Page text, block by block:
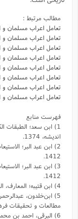
مطالب مرتبط :
تعامل اعراب مسلمان و ایرانیان (1) چند
تعامل اعراب مسلمان و ایرانیان (2) نقش رأفت و منطق
تعامل اعراب مسلمان و ایرانیان (3) گرایش اختیاری
تعامل اعراب مسلمان و ایرانیان (4) علی(ع) و
تعامل اعراب مسلمان و ایرانیان (5) علی(ع) و
تعامل اعراب مسلمان و ایرانیان (7) اهداف اعراب از
تعامل اعراب مسلمان و ایرانیان (8) اهداف اعراب از
تعامل اعراب مسلمان و ایرانیان (9) دست‌آورد
فهرست منابع
1) ابن سعد؛ الطبقات
اندیشه، 1374.
2) ابن عبد البر؛
1412.
3) ابن عبد البر؛
1412.
4) ابن قتیبه؛ المعارف، القاهرة، الهیئة المصریة العامة للکتاب، چاپ دوم، 1992.
5) ابن‌خلدون،
مطالعات و تحقیقات
6) البرقی، احمد بن محمد بن خالد؛ المحاسن،‌ قم،‌ دار الکتب الاسلامیه، بی تا.